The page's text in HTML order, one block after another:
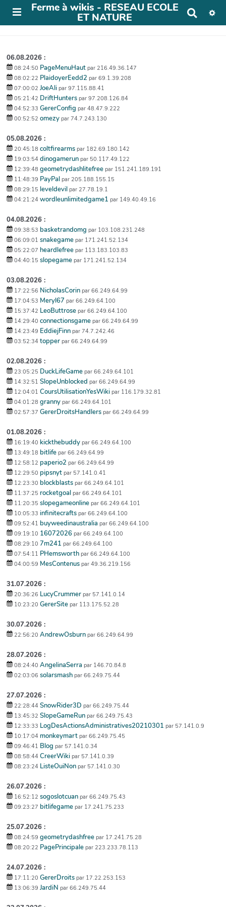
Ferme à wikis - RESEAU ECOLE
ET NATURE
06.08.2026 :
08:24:50 PageMenuHaut par 216.49.36.147
08:02:22 PlaidoyerEedd2 par 69.1.39.208
07:00:02 JoeAli par 97.115.88.41
05:21:42 DriftHunters par 97.208.126.84
04:52:33 GererConfig par 48.47.9.222
00:52:52 omezy par 74.7.243.130
05.08.2026 :
20:45:18 coltfirearms par 182.69.180.142
19:03:54 dinogamerun par 50.117.49.122
12:39:48 geometrydashlitefree par 151.241.189.191
11:48:39 PayPal par 205.188.155.15
08:29:15 leveldevil par 27.78.19.1
04:21:24 wordleunlimitedgame1 par 149.40.49.16
04.08.2026 :
09:38:53 basketrandomg par 103.108.231.248
06:09:01 snakegame par 171.241.52.134
05:22:07 heardlefree par 113.183.103.83
04:40:15 slopegame par 171.241.52.134
03.08.2026 :
17:22:56 NicholasCorin par 66.249.64.99
17:04:53 Meryl67 par 66.249.64.100
15:37:42 LeoButtrose par 66.249.64.100
14:29:40 connectionsgame par 66.249.64.99
14:23:49 EddiejFinn par 74.7.242.46
03:52:34 topper par 66.249.64.99
02.08.2026 :
23:05:25 DuckLifeGame par 66.249.64.101
14:32:51 SlopeUnblocked par 66.249.64.99
12:04:01 CoursUtilisationYesWiki par 116.179.32.81
04:01:28 granny par 66.249.64.101
02:57:37 GererDroitsHandlers par 66.249.64.99
01.08.2026 :
16:19:40 kickthebuddy par 66.249.64.100
13:49:18 bitlife par 66.249.64.99
12:58:12 paperio2 par 66.249.64.99
12:29:50 pipsnyt par 57.141.0.41
12:23:30 blockblasts par 66.249.64.101
11:37:25 rocketgoal par 66.249.64.101
11:20:35 slopegameonline par 66.249.64.101
10:05:33 infinitecrafts par 66.249.64.100
09:52:41 buyweedinaustralia par 66.249.64.100
09:19:10 16072026 par 66.249.64.100
08:29:10 7m241 par 66.249.64.100
07:54:11 PHemsworth par 66.249.64.100
04:00:59 MesContenus par 49.36.219.156
31.07.2026 :
20:36:26 LucyCrummer par 57.141.0.14
10:23:20 GererSite par 113.175.52.28
30.07.2026 :
22:56:20 AndrewOsburn par 66.249.64.99
28.07.2026 :
08:24:40 AngelinaSerra par 146.70.84.8
02:03:06 solarsmash par 66.249.75.44
27.07.2026 :
22:28:44 SnowRider3D par 66.249.75.44
13:45:32 SlopeGameRun par 66.249.75.43
12:33:33 LogDesActionsAdministratives20210301 par 57.141.0.9
10:17:04 monkeymart par 66.249.75.45
09:46:41 Blog par 57.141.0.34
08:58:44 CreerWiki par 57.141.0.39
08:23:24 ListeOuiNon par 57.141.0.30
26.07.2026 :
16:52:12 sogoslotcuan par 66.249.75.43
09:23:27 bitlifegame par 17.241.75.233
25.07.2026 :
08:24:59 geometrydashfree par 17.241.75.28
08:20:22 PagePrincipale par 223.233.78.113
24.07.2026 :
17:11:20 GererDroits par 17.22.253.153
13:06:39 JardiN par 66.249.75.44